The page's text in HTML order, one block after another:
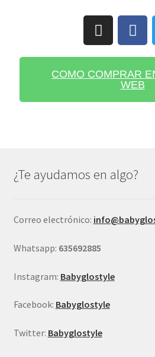
COMO COMPRAR
WEB
¿Te ayudamos en algo?
Correo electrónico:
Whatsapp: 635692885
Instagram: Babyglostyle
Facebook: Babyglostyle
Twitter: Babyglostyle